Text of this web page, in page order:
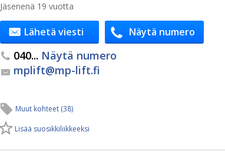
Jäsenenä 19 vuotta
Lähetä viesti Näytä numero
040... Näytä numero
mplift@​mp-lift.fi
Muut kohteet (38)
Lisää suosikkiliikkeeksi